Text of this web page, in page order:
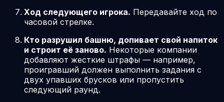
Ход следующего игрока. Передавайте ход по
часовой стрелке.
Кто разрушил башню, допивает свой напиток
и строит её заново. Некоторые компании
добавляют жесткие штрафы — например,
проигравший должен выполнить задания с
двух упавших брусков или пропустить
следующий раунд.